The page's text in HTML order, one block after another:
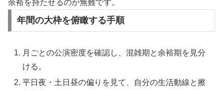
余裕を持たせるのが無難です。
年間の大枠を俯瞰する手順
月ごとの公演密度を確認し、混雑期と余裕期を見分
ける。
平日夜・土日昼の偏りを見て、自分の生活動線と擦